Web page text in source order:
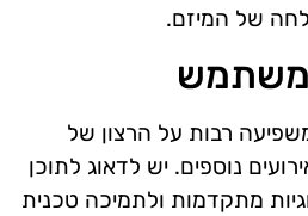
של המיזם.
רבות על הרצון של
נוספים. יש לדאוג לתוכן
מתקדמות ולתמיכה טכנית